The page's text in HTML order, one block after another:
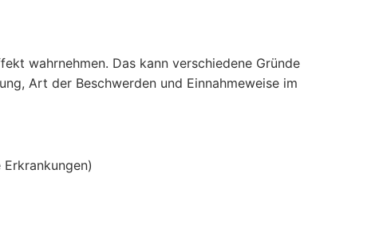
wahrnehmen. Das kann verschiedene Gründe
Art der Beschwerden und Einnahmeweise im